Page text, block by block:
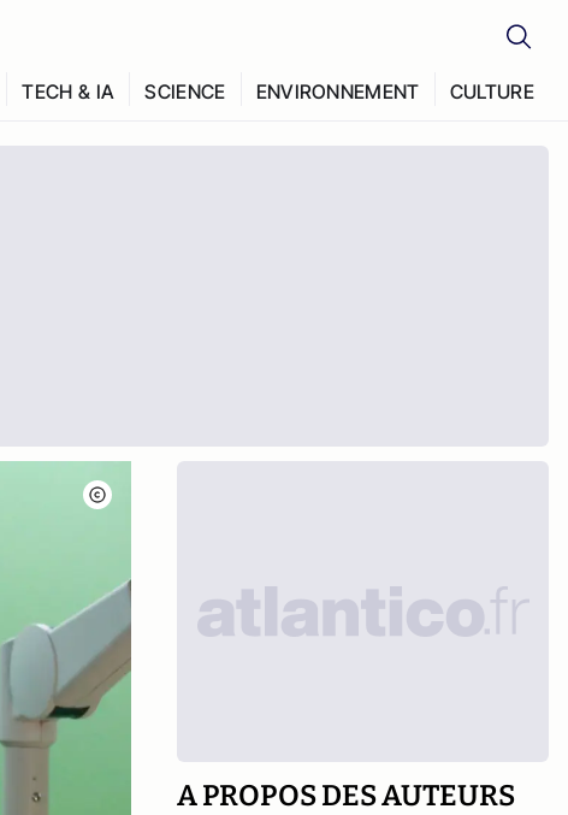
TECH & IA SCIENCE ENVIRONNEMENT CULTURE
A PROPOS DES AUTEURS